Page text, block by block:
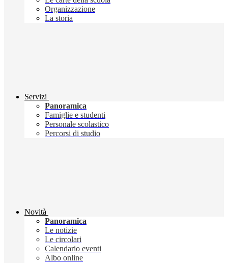
Organizzazione
La storia
Servizi
Panoramica
Famiglie e studenti
Personale scolastico
Percorsi di studio
Novità
Panoramica
Le notizie
Le circolari
Calendario eventi
Albo online